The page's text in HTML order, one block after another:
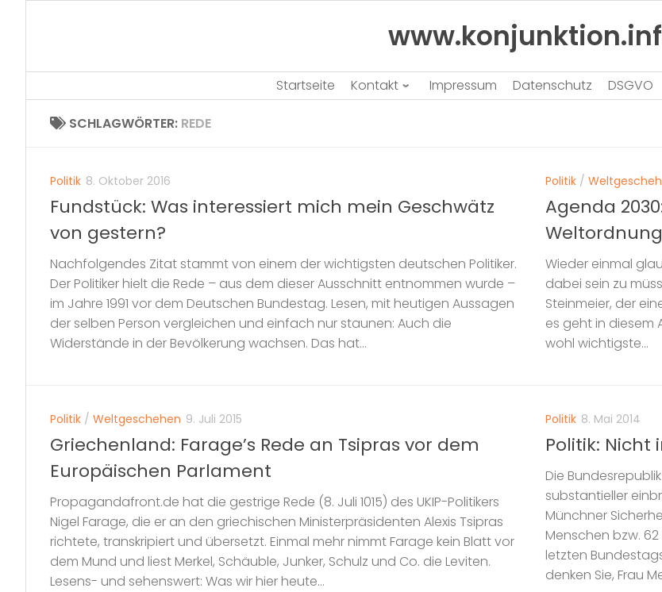
Startseite Kontakt Impressum Datenschutz DSGVO
SCHLAGWÖRTER: REDE
Politik 8. Oktober 2016
Fundstück: Was interessiert mich mein Geschwätz
von gestern?
Nachfolgendes Zitat stammt von einem der wichtigsten deutschen Politiker.
Der Politiker hielt die Rede – aus dem dieser Ausschnitt entnommen wurde –
im Jahre 1991 vor dem Deutschen Bundestag. Lesen, mit heutigen Aussagen
der selben Person vergleichen und einfach nur staunen: Auch die
Widerstände in der Bevölkerung wachsen. Das hat...
Politik /
Agenda
Weltordnung
Wieder einmal
dabei sein zu
Steinmeier, der
es geht in diesem
wohl wichtigste...
Politik / Weltgeschehen 9. Juli 2015
Griechenland: Farage’s Rede an Tsipras vor dem
Europäischen Parlament
Propagandafront.de hat die gestrige Rede (8. Juli 1015) des UKIP-Politikers
Nigel Farage, die er an den griechischen Ministerpräsidenten Alexis Tsipras
richtete, transkripiert und übersetzt. Einmal mehr nimmt Farage kein Blatt vor
dem Mund und liest Merkel, Schäuble, Junker, Schulz und Co. die Leviten.
Lesens- und sehenswert: Was wir hier heute...
Politik 8. Mai 2014
Politik:
Die
substantieller
Münchner
Menschen bzw.
letzten
denken Sie, Frau